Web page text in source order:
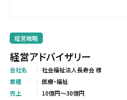
経営戦略
経営アドバイザリー
会社名
社会福祉法人長寿会 様
業種
医療・福祉
売上
10億円～30億円